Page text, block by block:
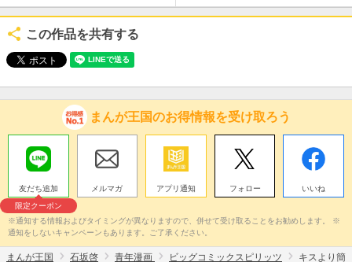
この作品を共有する
まんが王国のお得情報を受け取ろう
友だち追加
限定クーポン
メルマガ アプリ通知 フォロー いいね
※通知する情報およびタイミングが異なりますので、併せて受け取ることをお勧めします。 ※
通知をしないキャンペーンもあります。ご了承ください。
まんが王国 石坂啓 青年漫画 ビッグコミックスピリッツ キスより簡